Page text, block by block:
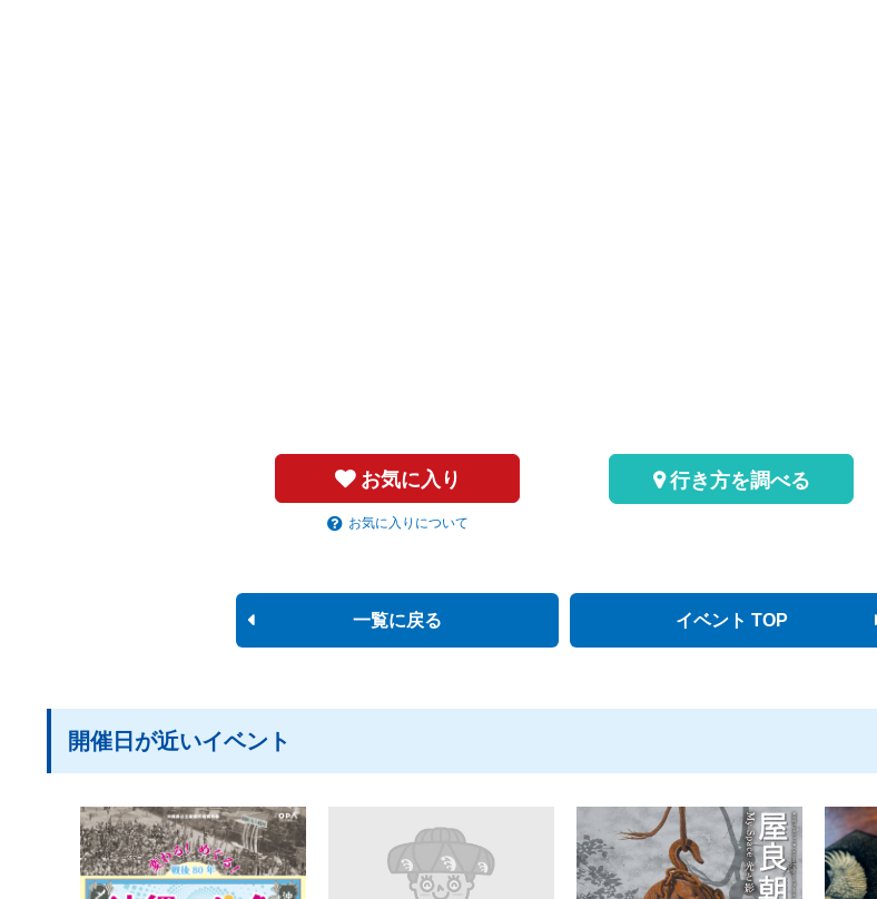
お気に入り
お気に入りについて
行き方を調べる
一覧に戻る イベント TOP
開催日が近いイベント